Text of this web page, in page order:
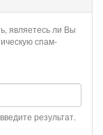
являетесь ли Вы
спам-
результат.